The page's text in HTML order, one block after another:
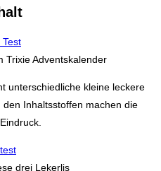
Trixie Adventskalender
unterschiedliche kleine leckere
Inhaltsstoffen machen die
drei Lekerlis